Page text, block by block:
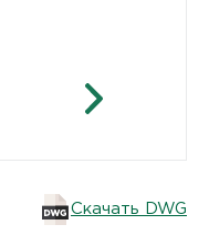
Скачать DWG